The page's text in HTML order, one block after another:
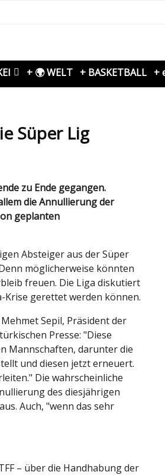
+ 🌍 WELT + BASKETBALL +
Süper Lig
die Annullierung der
geplanten
Absteiger aus der Süper
möglicherweise könnten
freuen. Die Liga diskutiert
Krise gerettet werden können.
Sepil, Präsident der
Presse: "Diese
Mannschaften, darunter die
und diesen jetzt erneuert.
Die wahrscheinliche
des diesjährigen
Auch, "wenn das sehr
– über die Handhabung der